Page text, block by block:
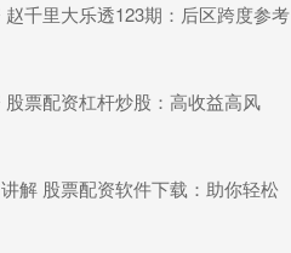
千里大乐透123期：后区跨度参考
股票配资杠杆炒股：高收益高风
解 股票配资软件下载：助你轻松